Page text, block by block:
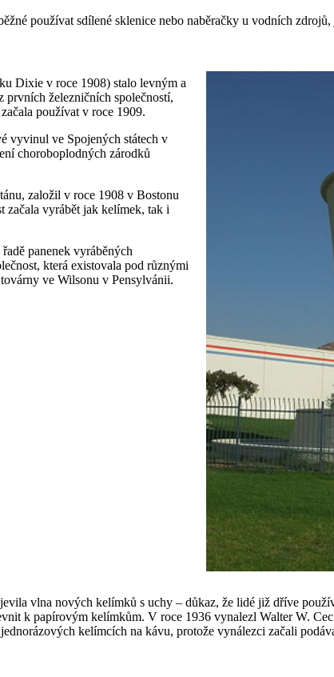
používat sdílené sklenice nebo naběračky u vodních
Dixie v roce 1908) stalo levným a
železničních společností,
používat v roce 1909.
vyvinul ve Spojených státech v
choroboplodných zárodků
založil v roce 1908 v Bostonu
začala vyrábět jak kelímek, tak i
panenek vyráběných
která existovala pod různými
ve Wilsonu v Pensylvánii.
vlna nových kelímků s uchy – důkaz, že lidé již dříve
k papírovým kelímkům. V roce 1936 vynalezl Walter W.
kelímcích na kávu, protože vynálezci začali